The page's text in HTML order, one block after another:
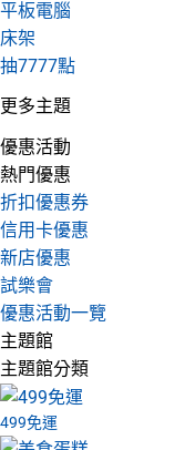
平板電腦
床架
抽7777點
更多主題
優惠活動
熱門優惠
折扣優惠券
信用卡優惠
新店優惠
試樂會
優惠活動一覽
主題館
主題館分類
499免運